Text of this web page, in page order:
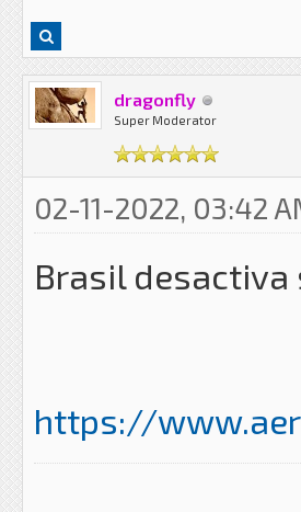
dragonfly
Super Moderator
02-11-2022, 03:42
Brasil desactiva
https://